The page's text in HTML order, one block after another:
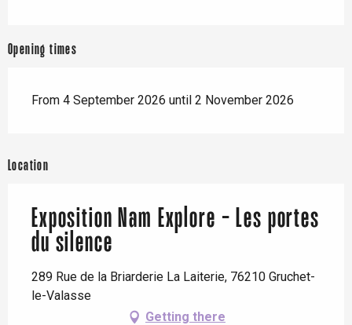
Opening times
From 4 September 2026 until 2 November 2026
Location
Exposition Nam Explore - Les portes
du silence
289 Rue de la Briarderie La Laiterie, 76210 Gruchet-
le-Valasse
Getting there